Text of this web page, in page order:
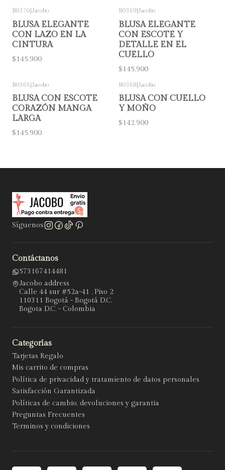
B0370 Jacobo
BLUSA ELEGANTE
CON LAZO EN LA
CINTURA
$145.900
B0369 Jacobo
BLUSA ELEGANTE
CON ESCOTE Y
DETALLE EN EL
CUELLO
$145.900
B0365 |Jacobo
BLUSA CON ESCOTE
CORAZÓN MANGA
LARGA
$145.900
B0368|Jacobo
BLUSA CON CUELLO
Y MOÑO
$142.900
Síguenos
Contáctanos
573167414481
Jacobo address
Calle 44 sur #52a-41 , Piso 2
110311 Bogotá - Bogotá D.C.
Bogota D.C. - Colombia
Categorías
Tarjetas Regalo
Mis carrito de compras
Política de privacidad y tratamiento de datos personales
Satisfacción Garantizada
Políticas de cambio, devoluciones y garantia
Preguntas Frecuentes
Terminos y condiciones